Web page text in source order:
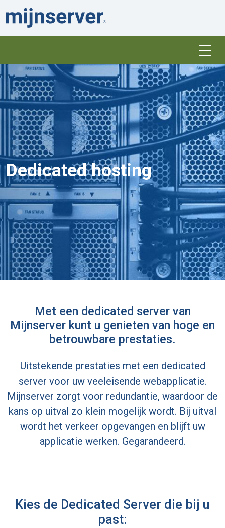
Dedicated hosting
Met een dedicated server van
Mijnserver kunt u genieten van hoge en
betrouwbare prestaties.
Uitstekende prestaties met een dedicated
server voor uw veeleisende webapplicatie.
Mijnserver zorgt voor redundantie, waardoor de
kans op uitval zo klein mogelijk wordt. Bij uitval
wordt het verkeer opgevangen en blijft uw
applicatie werken. Gegarandeerd.
Kies de Dedicated Server die bij u
past: